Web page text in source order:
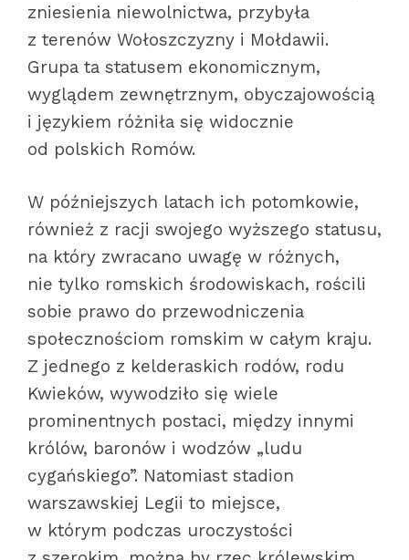
zniesienia niewolnictwa, przybyła
z terenów Wołoszczyzny i Mołdawii.
Grupa ta statusem ekonomicznym,
wyglądem zewnętrznym, obyczajowością
i językiem różniła się widocznie
od polskich Romów.
W późniejszych latach ich potomkowie,
również z racji swojego wyższego statusu,
na który zwracano uwagę w różnych,
nie tylko romskich środowiskach, rościli
sobie prawo do przewodniczenia
społecznościom romskim w całym kraju.
Z jednego z kelderaskich rodów, rodu
Kwieków, wywodziło się wiele
prominentnych postaci, między innymi
królów, baronów i wodzów „ludu
cygańskiego”. Natomiast stadion
warszawskiej Legii to miejsce,
w którym podczas uroczystości